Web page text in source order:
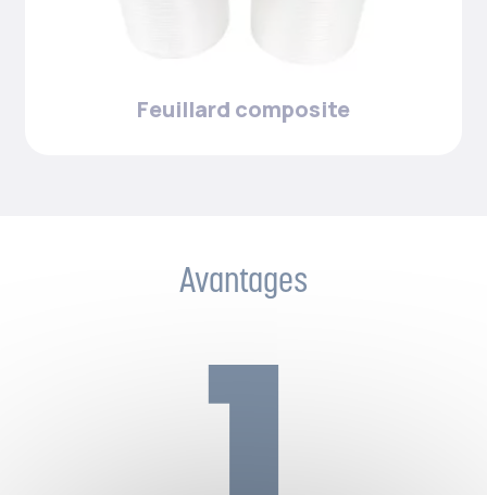
Feuillard composite
Avantages